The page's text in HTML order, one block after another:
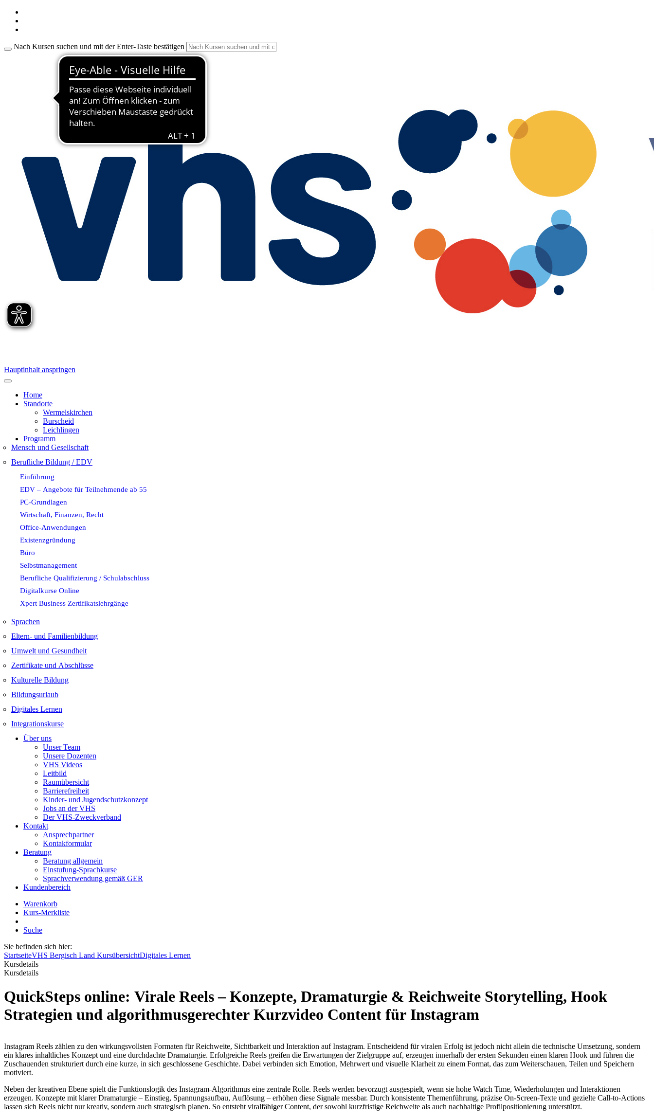
Nach Kursen suchen und mit der Enter-Taste bestätigen
Hauptinhalt anspringen
Home
Standorte
Wermelskirchen
Burscheid
Leichlingen
Programm
Mensch und Gesellschaft
Berufliche Bildung / EDV
Einführung
EDV – Angebote für Teilnehmende ab 55
PC-Grundlagen
Wirtschaft, Finanzen, Recht
Office-Anwendungen
Existenzgründung
Büro
Selbstmanagement
Berufliche Qualifizierung / Schulabschluss
Digitalkurse Online
Xpert Business Zertifikatslehrgänge
Sprachen
Eltern- und Familienbildung
Umwelt und Gesundheit
Zertifikate und Abschlüsse
Kulturelle Bildung
Bildungsurlaub
Digitales Lernen
Integrationskurse
Über uns
Unser Team
Unsere Dozenten
VHS Videos
Leitbild
Raumübersicht
Barrierefreiheit
Kinder- und Jugendschutzkonzept
Jobs an der VHS
Der VHS-Zweckverband
Kontakt
Ansprechpartner
Kontakformular
Beratung
Beratung allgemein
Einstufung-Sprachkurse
Sprachverwendung gemäß GER
Kundenbereich
Warenkorb
Kurs-Merkliste
Suche
Sie befinden sich hier:
StartseiteVHS Bergisch Land KursübersichtDigitales Lernen
Kursdetails
Kursdetails
QuickSteps online: Virale Reels – Konzepte, Dramaturgie & Reichweite Storytelling, Hook
Strategien und algorithmusgerechter Kurzvideo Content für Instagram
Instagram Reels zählen zu den wirkungsvollsten Formaten für Reichweite, Sichtbarkeit und Interaktion auf Instagram. Entscheidend für viralen Erfolg ist jedoch nicht allein die technische Umsetzung, sondern
ein klares inhaltliches Konzept und eine durchdachte Dramaturgie. Erfolgreiche Reels greifen die Erwartungen der Zielgruppe auf, erzeugen innerhalb der ersten Sekunden einen klaren Hook und führen die
Zuschauenden strukturiert durch eine kurze, in sich geschlossene Geschichte. Dabei verbinden sich Emotion, Mehrwert und visuelle Klarheit zu einem Format, das zum Weiterschauen, Teilen und Speichern
motiviert.
Neben der kreativen Ebene spielt die Funktionslogik des Instagram‑Algorithmus eine zentrale Rolle. Reels werden bevorzugt ausgespielt, wenn sie hohe Watch Time, Wiederholungen und Interaktionen
erzeugen. Konzepte mit klarer Dramaturgie – Einstieg, Spannungsaufbau, Auflösung – erhöhen diese Signale messbar. Durch konsistente Themenführung, präzise On‑Screen‑Texte und gezielte Call‑to‑Actions
lassen sich Reels nicht nur kreativ, sondern auch strategisch planen. So entsteht viralfähiger Content, der sowohl kurzfristige Reichweite als auch nachhaltige Profilpositionierung unterstützt.